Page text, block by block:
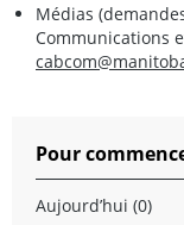
Médias
Communications
Pour
Aujourd’hui (0)